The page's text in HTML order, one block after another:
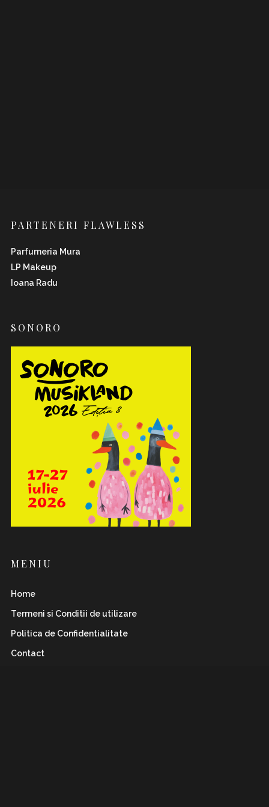
PARTENERI FLAWLESS
Parfumeria Mura
LP Makeup
Ioana Radu
SONORO
MENIU
Home
Termeni si Conditii de utilizare
Politica de Confidentialitate
Contact